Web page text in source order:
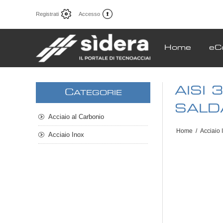
Registrati Accesso
Home
AISI
Home / Acciaio
CATEGORIE
Acciaio al Carbonio
Acciaio Inox